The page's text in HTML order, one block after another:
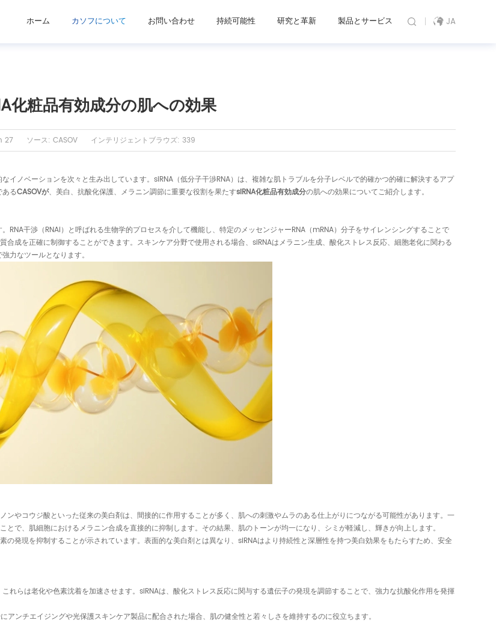
ホーム カソフについて お問い合わせ 持続可能性 研究と革新 製品とサービス JA
化粧品有効成分の肌への効果
27 ソース: CASOV インテリジェントブラウズ: 339
イノベーションを次々と生み出しています。siRNA（低分子干渉RNA）は、複雑な肌トラブルを分子レベルで的確かつ的確に解決するアプ
あるCASOVが、美白、抗酸化保護、メラニン調節に重要な役割を果たすsiRNA化粧品有効成分の肌への効果についてご紹介します。
RNA干渉（RNAi）と呼ばれる生物学的プロセスを介して機能し、特定のメッセンジャーRNA（mRNA）分子をサイレンシングすることで
成を正確に制御することができます。スキンケア分野で使用される場合、siRNAはメラニン生成、酸化ストレス反応、細胞老化に関わる
力なツールとなります。
やコウジ酸といった従来の美白剤は、間接的に作用することが多く、肌への刺激やムラのある仕上がりにつながる可能性があります。一
で、肌細胞におけるメラニン合成を直接的に抑制します。その結果、肌のトーンが均一になり、シミが軽減し、輝きが向上します。
発現を抑制することが示されています。表面的な美白剤とは異なり、siRNAはより持続性と深層性を持つ美白効果をもたらすため、安全
れらは老化や色素沈着を加速させます。siRNAは、酸化ストレス反応に関与する遺伝子の発現を調節することで、強力な抗酸化作用を発揮
ンチエイジングや光保護スキンケア製品に配合された場合、肌の健全性と若々しさを維持するのに役立ちます。